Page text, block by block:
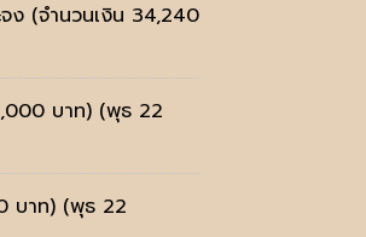
จง (จำนวนเงิน 34,240
บาท) (พุธ 22
บาท) (พุธ 22